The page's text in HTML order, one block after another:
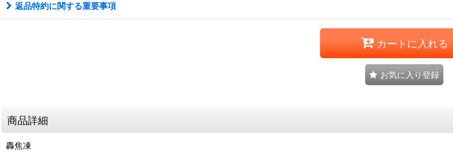
返品特約に関する重要事項
カートに入れる
お気に入り登録
商品詳細
轟焦凍